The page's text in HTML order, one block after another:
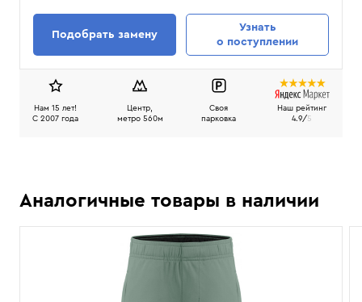
Подобрать замену
Узнать
о поступлении
Нам 15 лет!
C 2007 года
Центр,
метро 560м
Своя
парковка
Наш рейтинг
4.9/5
Аналогичные товары в наличии